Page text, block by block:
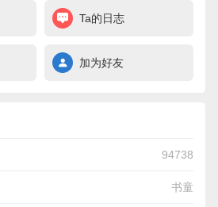
Ta的日志
加为好友
94738
书童